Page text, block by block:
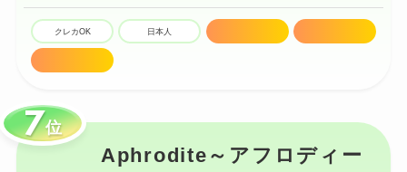
クレカOK 日本人
位
Aphrodite～アフロディー